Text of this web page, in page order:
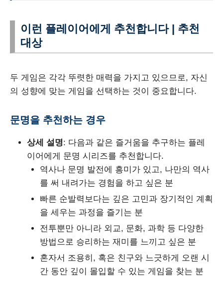
이런 플레이어에게 추천합니다 | 추천
대상
두 게임은 각각 뚜렷한 매력을 가지고 있으므로, 자신
의 성향에 맞는 게임을 선택하는 것이 중요합니다.
문명을 추천하는 경우
상세 설명: 다음과 같은 즐거움을 추구하는 플레
이어에게 문명 시리즈를 추천합니다.
역사나 문명 발전에 흥미가 있고, 나만의 역사
를 써 내려가는 경험을 하고 싶은 분
빠른 순발력보다는 깊은 고민과 장기적인 계획
을 세우는 과정을 즐기는 분
전투뿐만 아니라 외교, 문화, 과학 등 다양한
방법으로 승리하는 재미를 느끼고 싶은 분
혼자서 조용히, 혹은 친구와 느긋하게 오랜 시
간 동안 깊이 몰입할 수 있는 게임을 찾는 분